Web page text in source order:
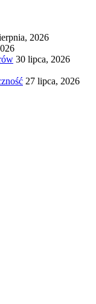
2026
30 lipca, 2026
27 lipca, 2026